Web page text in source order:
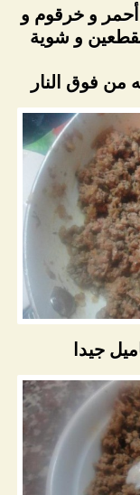
و خرقوم و
و شوية
من فوق النار
جيدا